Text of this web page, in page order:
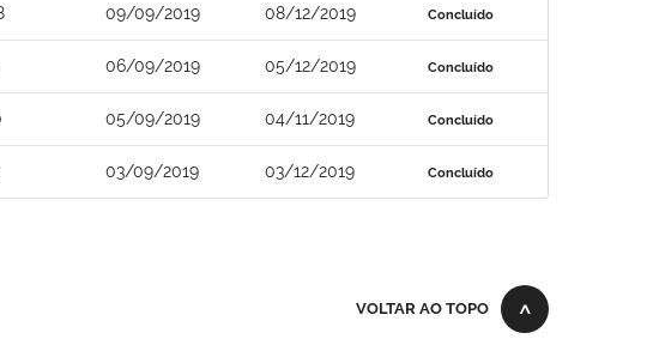
09/09/2019 08/12/2019 Concluído
06/09/2019 05/12/2019 Concluído
05/09/2019 04/11/2019 Concluído
03/09/2019 03/12/2019 Concluído
VOLTAR AO TOPO